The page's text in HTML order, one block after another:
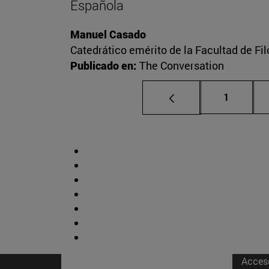
Española
Manuel Casado
Catedrático emérito de la Facultad de
Publicado en: The Conversation
Página
1